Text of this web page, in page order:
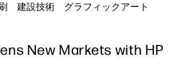
ートに連絡
ートに連絡
ンター
ションハブ
建設技術 グラフィックアート
New Markets with HP